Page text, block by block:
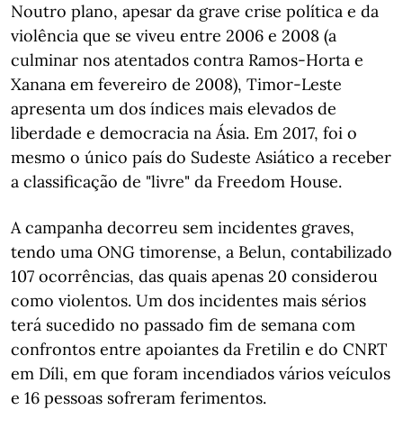
Noutro plano, apesar da grave crise política e da
violência que se viveu entre 2006 e 2008 (a
culminar nos atentados contra Ramos-Horta e
Xanana em fevereiro de 2008), Timor-Leste
apresenta um dos índices mais elevados de
liberdade e democracia na Ásia. Em 2017, foi o
mesmo o único país do Sudeste Asiático a receber
a classificação de "livre" da Freedom House.
A campanha decorreu sem incidentes graves,
tendo uma ONG timorense, a Belun, contabilizado
107 ocorrências, das quais apenas 20 considerou
como violentos. Um dos incidentes mais sérios
terá sucedido no passado fim de semana com
confrontos entre apoiantes da Fretilin e do CNRT
em Díli, em que foram incendiados vários veículos
e 16 pessoas sofreram ferimentos.